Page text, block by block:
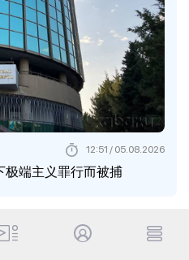
极端主义罪行而被捕
12:51 / 05.08.2026